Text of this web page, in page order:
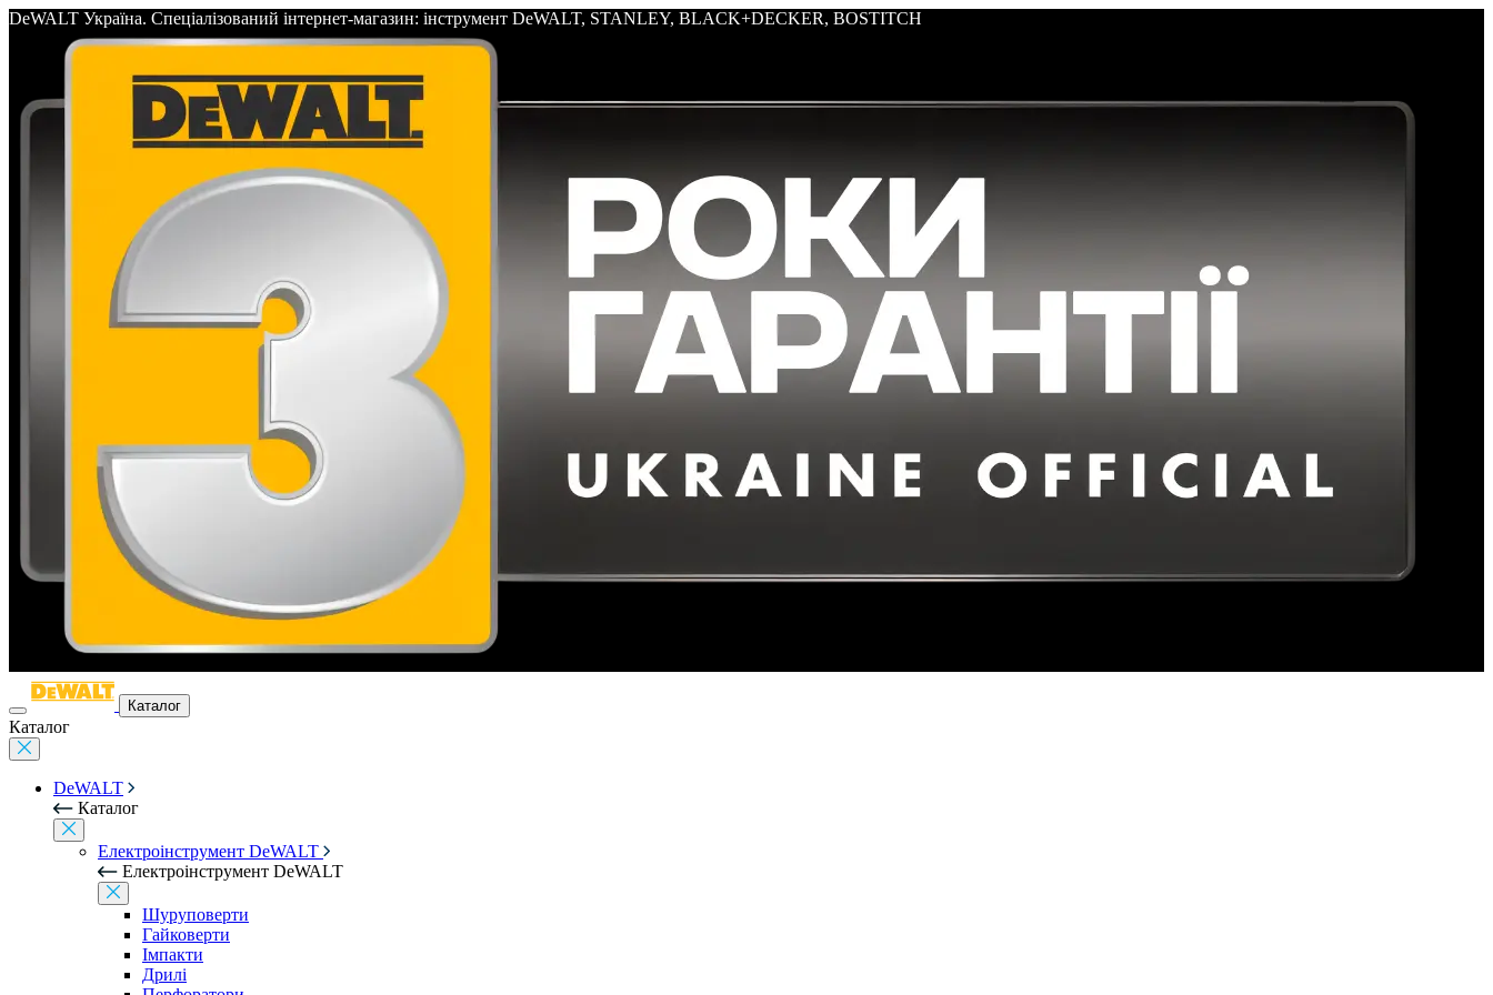
DeWALT Україна. Спеціалізований інтернет-магазин: інструмент DeWALT, STANLEY, BLACK+DECKER, BOSTITCH
Каталог
Каталог
DeWALT
Каталог
Електроінструмент DeWALT
Електроінструмент DeWALT
Шуруповерти
Гайковерти
Імпакти
Дрилі